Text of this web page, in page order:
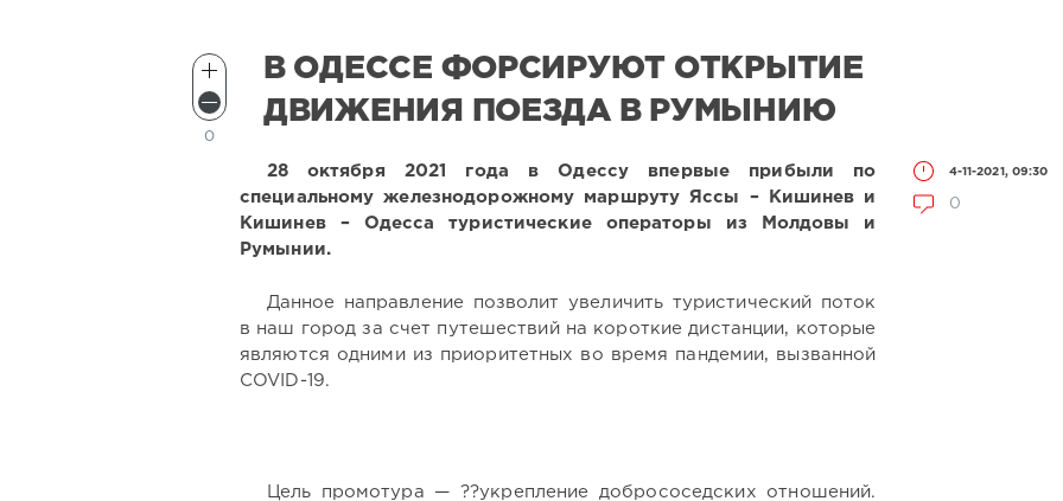
В ОДЕССЕ ФОРСИРУЮТ ОТКРЫТИЕ
ДВИЖЕНИЯ ПОЕЗДА В РУМЫНИЮ
4-11-2021, 09:30
0
0
28 октября 2021 года в Одессу впервые прибыли по
специальному железнодорожному маршруту Яссы – Кишинев и
Кишинев – Одесса туристические операторы из Молдовы и
Румынии.
Данное направление позволит увеличить туристический поток
в наш город за счет путешествий на короткие дистанции, которые
являются одними из приоритетных во время пандемии, вызванной
COVID-19.
Цель промотура — ??укрепление добрососедских отношений.